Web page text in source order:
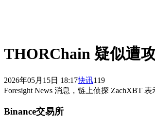
THORChain 疑似遭
2026年05月15日 18:17快讯119
Foresight News 消息，链上侦探 ZachXBT
Binance交易所